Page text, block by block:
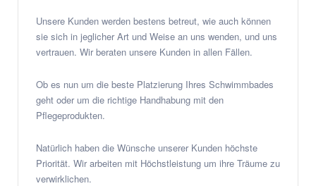
Unsere Kunden werden bestens betreut, wie auch können
sie sich in jeglicher Art und Weise an uns wenden, und uns
vertrauen. Wir beraten unsere Kunden in allen Fällen.
Ob es nun um die beste Platzierung Ihres Schwimmbades
geht oder um die richtige Handhabung mit den
Pflegeprodukten.
Natürlich haben die Wünsche unserer Kunden höchste
Priorität. Wir arbeiten mit Höchstleistung um ihre Träume zu
verwirklichen.